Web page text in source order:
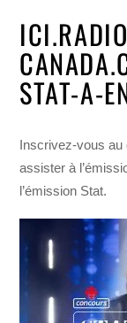
STAT-A-
Inscrivez-vous au
assister à
l’émission Stat.